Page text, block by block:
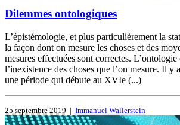
Dilemmes ontologiques
L’épistémologie, et plus particulièrement la
la façon dont on mesure les choses et des
mesures effectuées sont correctes.
l’inexistence des choses que l’on mesure. Il y
une période qui débute au XVIe (...)
25 septembre 2019 | Immanuel Wallerstein